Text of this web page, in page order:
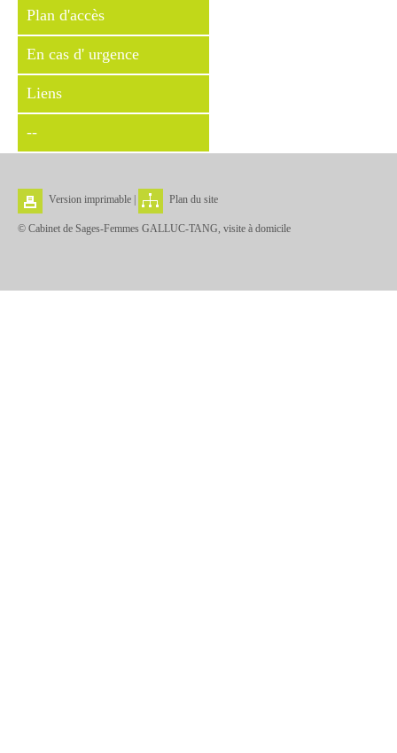
Plan d'accès
En cas d' urgence
Liens
--
Version imprimable Plan du site
© Cabinet de Sages-Femmes GALLUC-TANG, visite à domicile